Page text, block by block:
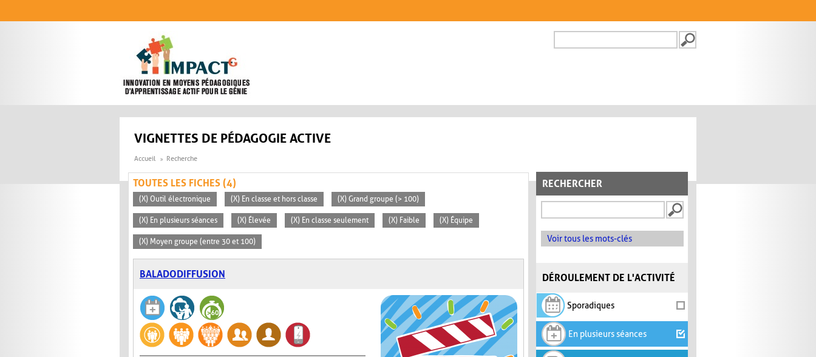
FORMULAIRE DE
VIGNETTES DE PÉDAGOGIE ACTIVE
Accueil Recherche
RECHERCHER
Voir tous les mots-clés
DÉROULEMENT DE L'ACTIVITÉ
Sporadiques
En plusieurs séances
TOUTES LES FICHES (4)
(X) Outil électronique (X) En classe et hors classe (X) Grand groupe (> 100)
(X) En plusieurs séances (X) Élevée (X) En classe seulement (X) Faible (X) Équipe
(X) Moyen groupe (entre 30 et 100)
BALADODIFFUSION